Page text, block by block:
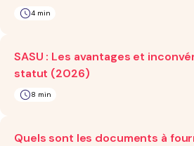
4 min
SASU : Les avantages et
statut (2026)
8 min
Quels sont les documents à